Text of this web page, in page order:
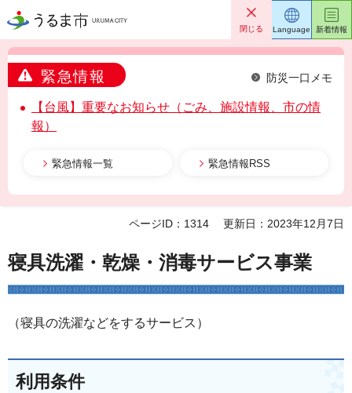
うるま市 閉じる
緊急情報 防災一口メモ
【台風】重要なお知らせ（ごみ、施設情報、市の情
報）
緊急情報一覧 緊急情報RSS
Language 新着情報
ページID：1314 更新日：2023年12月7日
寝具洗濯・乾燥・消毒サービス事業
（寝具の洗濯などをするサービス）
利用条件